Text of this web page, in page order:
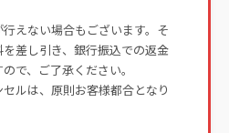
えない場合もございます。そ
差し引き、銀行振込での返金
で、ご了承ください。
ルは、原則お客様都合となり